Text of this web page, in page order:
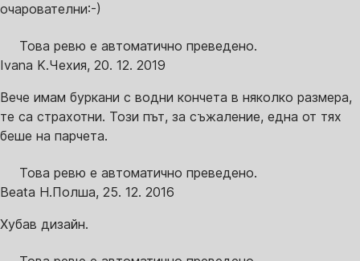
очарователни:-)
Това ревю е автоматично преведено.
Ivana K.Чехия, 20. 12. 2019
Вече имам буркани с водни кончета в няколко размера,
те са страхотни. Този път, за съжаление, една от тях
беше на парчета.
Това ревю е автоматично преведено.
Beata H.Полша, 25. 12. 2016
Хубав дизайн.